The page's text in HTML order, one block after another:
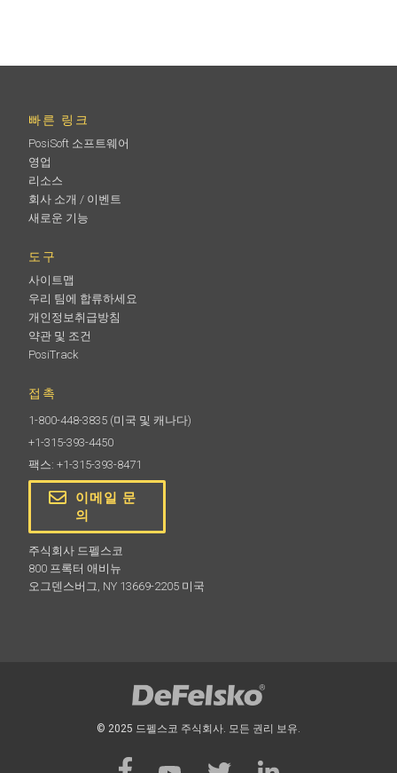
빠른 링크
PosiSoft 소프트웨어
영업
리소스
회사 소개 / 이벤트
새로운 기능
도구
사이트맵
우리 팀에 합류하세요
개인정보취급방침
약관 및 조건
PosiTrack
접촉
1-800-448-3835 (미국 및 캐나다)
+1-315-393-4450
팩스: +1-315-393-8471
이메일 문
의
주식회사 드펠스코
800 프록터 애비뉴
오그덴스버그, NY 13669-2205 미국
© 2025 드펠스코 주식회사. 모든 권리 보유.